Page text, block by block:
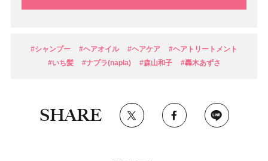
#シャンプー #ヘアオイル #ヘアケア
#ヘアトリートメント
#いち髪
#ナプラ(napla) #森山和子 #轟木あずさ
SHARE